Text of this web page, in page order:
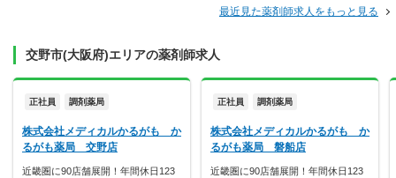
最近見た薬剤師求人をもっと見る
交野市(大阪府)エリアの薬剤師求人
正社員 調剤薬局
株式会社メディカルかるがも か
るがも薬局 交野店
近畿圏に90店舗展開！年間休日123
正社員 調剤薬局
株式会社メディカルかるがも か
るがも薬局 磐船店
近畿圏に90店舗展開！年間休日123